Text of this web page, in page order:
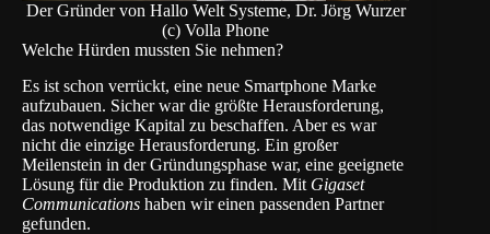
Der Gründer von Hallo Welt Systeme, Dr. Jörg Wurzer
(c) Volla Phone
Welche Hürden mussten Sie nehmen?
Es ist schon verrückt, eine neue Smartphone Marke
aufzubauen. Sicher war die größte Herausforderung,
das notwendige Kapital zu beschaffen. Aber es war
nicht die einzige Herausforderung. Ein großer
Meilenstein in der Gründungsphase war, eine geeignete
Lösung für die Produktion zu finden. Mit Gigaset
Communications haben wir einen passenden Partner
gefunden.